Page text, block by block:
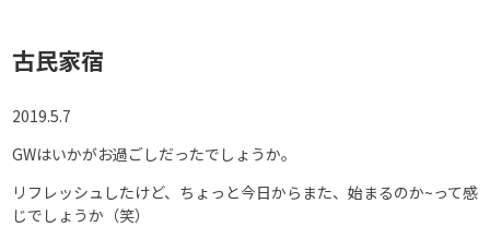
古民家宿
2019.5.7
GWはいかがお過ごしだったでしょうか。
リフレッシュしたけど、ちょっと今日からまた、始まるのか~って感
じでしょうか（笑）